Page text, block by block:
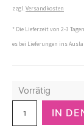
zzgl.Versandkosten
* Die Lieferzeit von 2-3
es bei Lieferungen ins
Vorrätig
IN